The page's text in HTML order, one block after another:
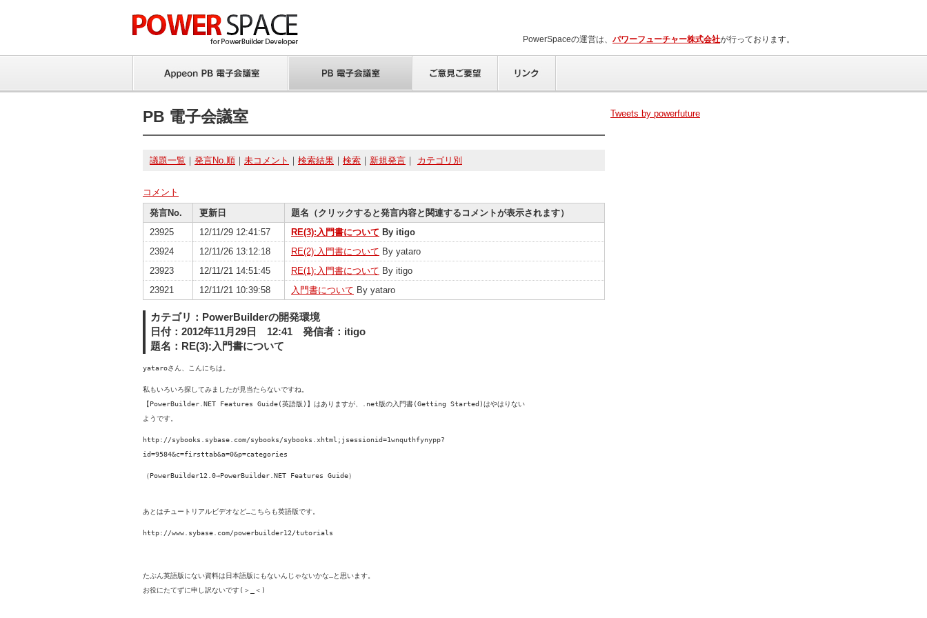
PowerSpaceの運営は、 パワーフューチャー株式会社が行っております。
Tweets by powerfuture
PB 電子会議室
議題一覧 ｜ 発言No.順 ｜ 未コメント ｜ 検索結果 ｜ 検索 ｜ 新規発言 ｜ カテゴリ別
コメント
発言No.
更新日
題名（クリックすると発言内容と関連するコメントが表示されます）
23925
12/11/29 12:41:57 RE(3):入門書について By itigo
23924
12/11/26 13:12:18 RE(2):入門書について By yataro
23923
12/11/21 14:51:45 RE(1):入門書について By itigo
23921
12/11/21 10:39:58 入門書について By yataro
カテゴリ：PowerBuilderの開発環境
日付：2012年11月29日 12:41 発信者：itigo
題名：RE(3):入門書について
yataroさん、こんにちは。
私もいろいろ探してみましたが見当たらないですね。
【PowerBuilder.NET Features Guide(英語版)】はありますが、.net版の入門書(Getting Started)はやはりない
ようです。
http://sybooks.sybase.com/sybooks/sybooks.xhtml;jsessionid=1wnquthfynypp?
id=9584&c=firsttab&a=0&p=categories
（PowerBuilder12.0→PowerBuilder.NET Features Guide）
あとはチュートリアルビデオなど…こちらも英語版です。
http://www.sybase.com/powerbuilder12/tutorials
たぶん英語版にない資料は日本語版にもないんじゃないかな…と思います。
お役にたてずに申し訳ないです(＞_＜)